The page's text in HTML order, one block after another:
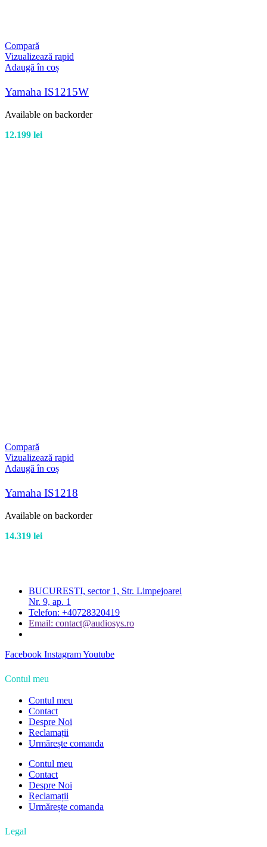
Compară
Vizualizează rapid
Adaugă în coș
Yamaha IS1215W
Available on backorder
12.199 lei
Compară
Vizualizează rapid
Adaugă în coș
Yamaha IS1218
Available on backorder
14.319 lei
BUCURESTI, sector 1, Str. Limpejoarei
Nr. 9, ap. 1
Telefon: +40728320419
Email: contact@audiosys.ro
Facebook InstagramYoutube
Contul meu
Contul meu
Contact
Despre Noi
Reclamații
Urmărește comanda
Contul meu
Contact
Despre Noi
Reclamații
Urmărește comanda
Legal